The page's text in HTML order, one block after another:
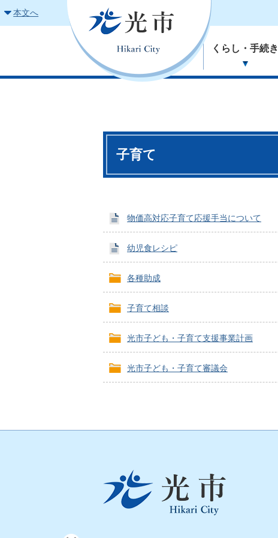
本文へ
くらし・手続き
子育て
物価高対応子育て応援手当について
幼児食レシピ
各種助成
子育て相談
光市子ども・子育て支援事業計画
光市子ども・子育て審議会
Hikari